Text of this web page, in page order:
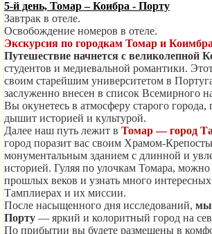
5-й день, Томар – Коибра - Порту
Завтрак в отеле.
Освобождение номеров в отеле.
Экскурсия по городкам Томар и Коимбра
Путешествие начнется с великолепной
студентов и медиевальной романтики.
своим старейшим университетом в
заслуженно внесен в список
Вы окунетесь в атмосферу старого
дышит историей и культурой.
Далее наш путь лежит в Томар — город
город поразит вас своим Храмом-
монументальным зданием с длинной и
историей. Гуляя по улочкам Томара, можно
прошлых веков и узнать много
Тамплиерах и их миссии.
После насыщенного дня исследований, мы
Порту — яркий и колоритный город на
По прибытии вы будете размещены в